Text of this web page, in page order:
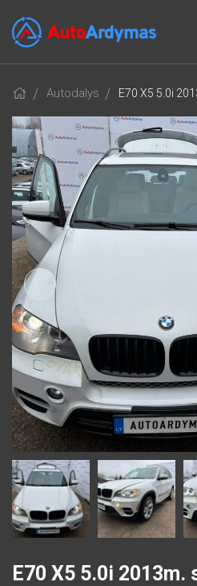
Autodalys E70 X5 5.0i
E70 X5 5.0i 2013m.